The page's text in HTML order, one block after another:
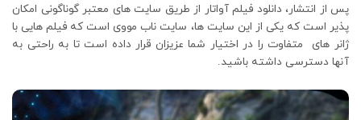
پس از انتشار، دانلود فیلم آواتار از طریق سایت های معتبر گوناگونی امکان
پذیر است که یکی از این سایت ها، سایت ناب مووی است که فیلم هایی با
ژانر های متفاوت را در اختیار شما عزیزان قرار داده است تا به راحتی به
آنها دسترسی داشته باشید.